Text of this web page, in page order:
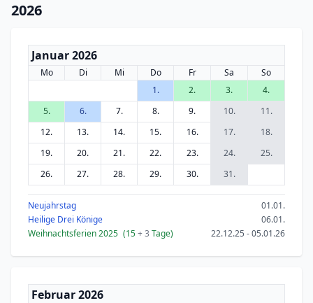
2026
Januar 2026
Mo Di Mi Do Fr Sa
So
1.
2. 3.
4.
5.
6. 7. 8. 9. 10.
11.
12.
13. 14. 15. 16. 17.
18.
19.
20. 21. 22. 23. 24.
25.
26.
27. 28. 29. 30. 31.
Neujahrstag
01.01.
Heilige Drei Könige
06.01.
Weihnachtsferien 2025 (15+ 3 Tage) 22.12.25 - 05.01.26
Februar 2026